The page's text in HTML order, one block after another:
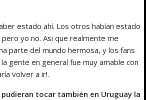
estado ahí. Los otros habían estado
yo no. Asi que realmente me
parte del mundo hermosa, y los fans
gente en general fue muy amable con
volver a ir!.
pudieran tocar también en Uruguay la